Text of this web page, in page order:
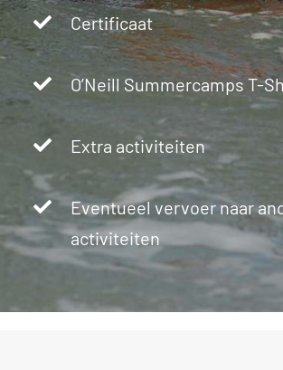
Certificaat
O’Neill Summercamps T-
Extra activiteiten
Eventueel vervoer naar
activiteiten